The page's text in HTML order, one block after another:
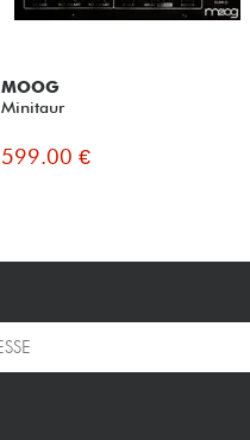
MOOG
Minitaur
599.00 €